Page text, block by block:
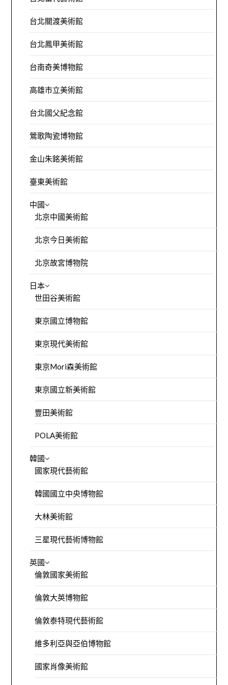
台北關渡美術館
台北鳳甲美術館
台南奇美博物館
高雄市立美術館
台北國父紀念館
鶯歌陶瓷博物館
金山朱銘美術館
臺東美術館
中國
北京中國美術館
北京今日美術館
北京故宮博物院
日本
世田谷美術館
東京國立博物館
東京現代美術館
東京Mori森美術館
東京國立新美術館
豐田美術館
POLA美術館
韓國
國家現代藝術館
韓國國立中央博物館
大林美術館
三星現代藝術博物館
英國
倫敦國家美術館
倫敦大英博物館
倫敦泰特現代藝術館
維多利亞與亞伯博物館
國家肖像美術館